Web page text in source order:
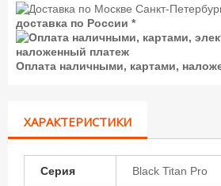
доставка по России *
Оплата наличными, картами,
ХАРАКТЕРИСТИКИ
Серия Black Titan Pro